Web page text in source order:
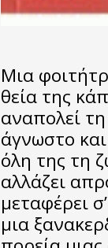
Μια
θεία της
αναπολεί
άγνωστο
όλη της τη
αλλάζει
μεταφέρει
μια